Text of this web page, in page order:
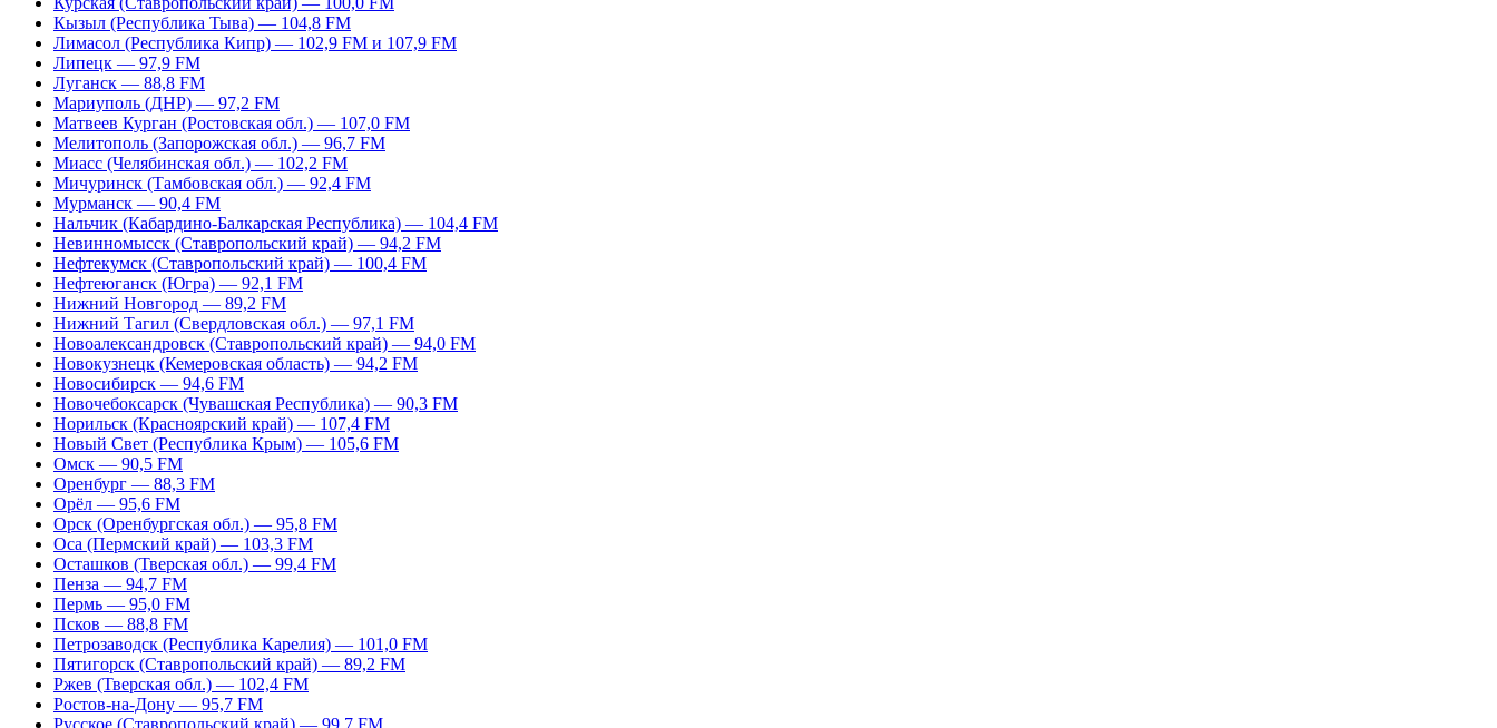
Кызыл (Республика Тыва) — 104,8 FM
Лимасол (Республика Кипр) — 102,9 FM и 107,9 FM
Липецк — 97,9 FM
Луганск — 88,8 FM
Мариуполь (ДНР) — 97,2 FM
Матвеев Курган (Ростовская обл.) — 107,0 FM
Мелитополь (Запорожская обл.) — 96,7 FM
Миасс (Челябинская обл.) — 102,2 FM
Мичуринск (Тамбовская обл.) — 92,4 FM
Мурманск — 90,4 FM
Нальчик (Кабардино-Балкарская Республика) — 104,4 FM
Невинномысск (Ставропольский край) — 94,2 FM
Нефтекумск (Ставропольский край) — 100,4 FM
Нефтеюганск (Югра) — 92,1 FM
Нижний Новгород — 89,2 FM
Нижний Тагил (Свердловская обл.) — 97,1 FM
Новоалександровск (Ставропольский край) — 94,0 FM
Новокузнецк (Кемеровская область) — 94,2 FM
Новосибирск — 94,6 FM
Новочебоксарск (Чувашская Республика) — 90,3 FM
Норильск (Красноярский край) — 107,4 FM
Новый Свет (Республика Крым) — 105,6 FM
Омск — 90,5 FM
Оренбург — 88,3 FM
Орёл — 95,6 FM
Орск (Оренбургская обл.) — 95,8 FM
Оса (Пермский край) — 103,3 FM
Осташков (Тверская обл.) — 99,4 FM
Пенза — 94,7 FM
Пермь — 95,0 FM
Псков — 88,8 FM
Петрозаводск (Республика Карелия) — 101,0 FM
Пятигорск (Ставропольский край) — 89,2 FM
Ржев (Тверская обл.) — 102,4 FM
Ростов-на-Дону — 95,7 FM
Русское (Ставропольский край) — 99,7 FM